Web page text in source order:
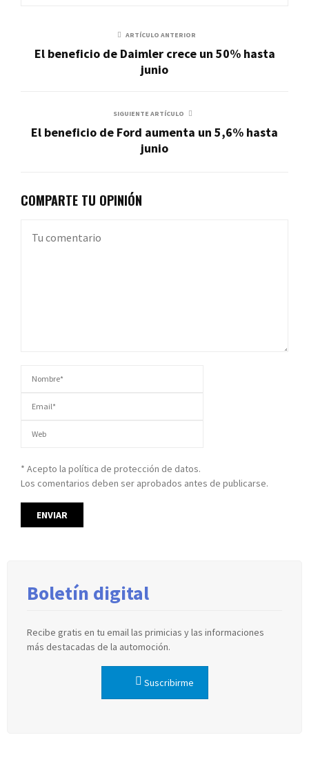
ARTÍCULO ANTERIOR
El beneficio de Daimler crece un 50% hasta
junio
SIGUIENTE ARTÍCULO
El beneficio de Ford aumenta un 5,6% hasta
junio
COMPARTE TU OPINIÓN
* Acepto la política de protección de datos.
Los comentarios deben ser aprobados antes de publicarse.
Boletín digital
Recibe gratis en tu email las primicias y las informaciones
más destacadas de la automoción.
Suscribirme